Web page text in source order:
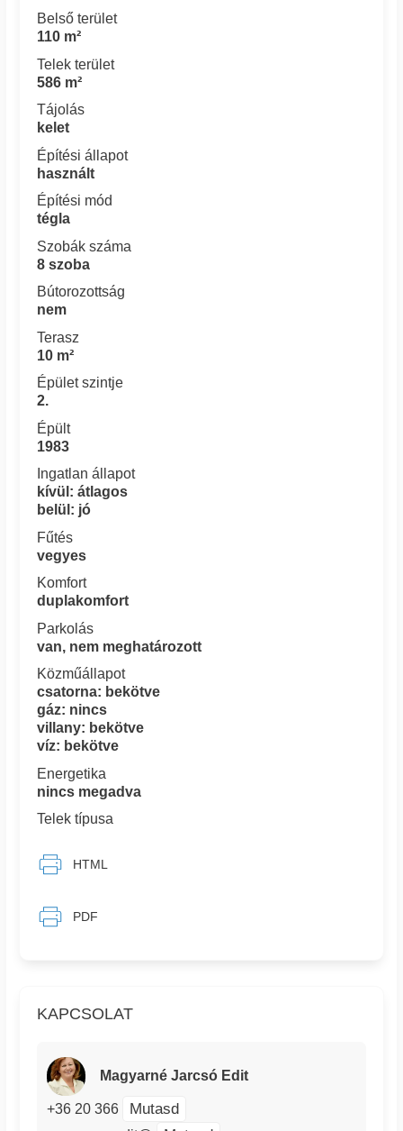
KAPCSOLAT
Magyarné Jarcsó Edit
+36 20 366 Mutasd
Belső terület
110 m²
Telek terület
586 m²
Tájolás
kelet
Építési állapot
használt
Építési mód
tégla
Szobák száma
8 szoba
Bútorozottság
nem
Terasz
10 m²
Épület szintje
2.
Épült
1983
Ingatlan állapot
kívül: átlagos
belül: jó
Fűtés
vegyes
Komfort
duplakomfort
Parkolás
van, nem meghatározott
Közműállapot
csatorna: bekötve
gáz: nincs
villany: bekötve
víz: bekötve
Energetika
nincs megadva
Telek típusa
HTML
PDF